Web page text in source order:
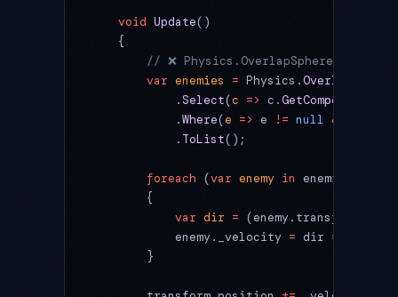
    void
Update()
    {
// ❌ Physics.OverlapSphere で毎フレー
        var
enemies = Physics.OverlapSphere
            .
Select(c => c.GetComponent
            .
Where(e => e != null &&
            .
ToList();
        foreach
(var enemy in enemies)
        {
            var
dir =
            enemy._velocity
= dir *
        }